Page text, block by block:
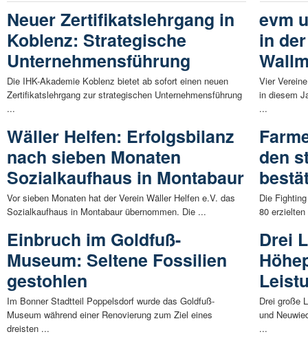
Neuer Zertifikatslehrgang in
Koblenz: Strategische
Unternehmensführung
Die IHK-Akademie Koblenz bietet ab sofort einen neuen
Zertifikatslehrgang zur strategischen Unternehmensführung
...
Wäller Helfen: Erfolgsbilanz
nach sieben Monaten
Sozialkaufhaus in Montabaur
Vor sieben Monaten hat der Verein Wäller Helfen e.V. das
Sozialkaufhaus in Montabaur übernommen. Die ...
Einbruch im Goldfuß-
Museum: Seltene Fossilien
gestohlen
Im Bonner Stadtteil Poppelsdorf wurde das Goldfuß-
Museum während einer Renovierung zum Ziel eines
dreisten ...
evm
in
Vier
in diesem
...
den
Die
80
Drei
Drei große
und
...